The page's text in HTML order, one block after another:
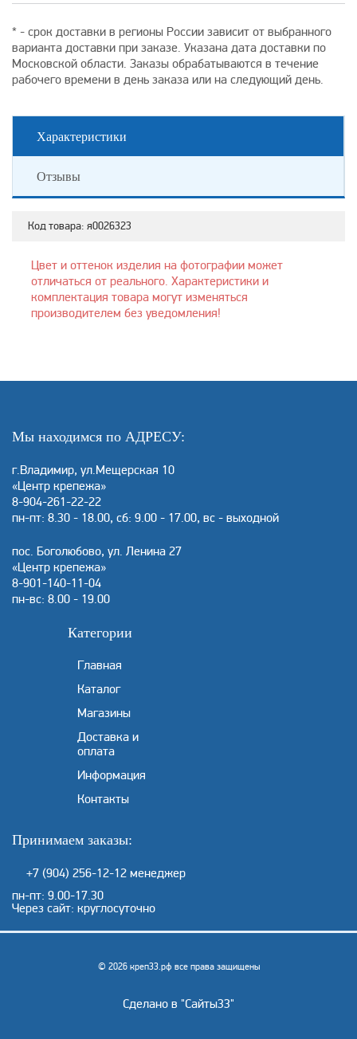
* - срок доставки в регионы России зависит от выбранного
варианта доставки при заказе. Указана дата доставки по
Московской области. Заказы обрабатываются в течение
рабочего времени в день заказа или на следующий день.
Характеристики
Отзывы
Код товара: я0026323
Цвет и оттенок изделия на фотографии может
отличаться от реального. Характеристики и
комплектация товара могут изменяться
производителем без уведомления!
Мы находимся по АДРЕСУ:
г.Владимир, ул.Мещерская 10
«Центр крепежа»
8-904-261-22-22
пн-пт: 8.30 - 18.00, сб: 9.00 - 17.00, вс - выходной
пос. Боголюбово, ул. Ленина 27
«Центр крепежа»
8-901-140-11-04
пн-вс: 8.00 - 19.00
Категории
Главная
Каталог
Магазины
Доставка и
оплата
Информация
Контакты
Принимаем заказы:
+7 (904) 256-12-12 менеджер
пн-пт: 9.00-17.30
Через сайт: круглосуточно
© 2026 креп33.рф все права защищены
Сделано в "Сайты33"